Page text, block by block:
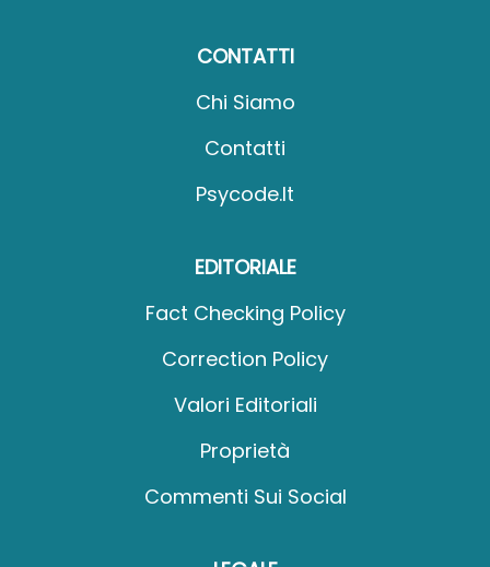
CONTATTI
Chi Siamo
Contatti
Psycode.it
EDITORIALE
Fact Checking Policy
Correction Policy
Valori Editoriali
Proprietà
Commenti Sui Social